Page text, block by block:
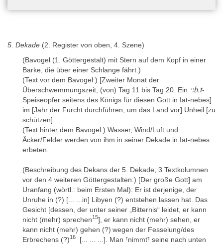
5. Dekade (2. Register von oben, 4. Szene)
(Bavogel (1. Göttergestalt) mit Stern auf dem Kopf in einer
Barke, die über einer Schlange fährt.)
(Text vor dem Bavogel:) [Zweiter Monat der
Überschwemmungszeit, (von) Tag 11 bis Tag 20. Ein ꜥꜣb.t-
Speiseopfer seitens des Königs für diesen Gott in Iat-nebes]
im [Jahr der Furcht durchführen, um das Land vor] Unheil [zu
schützen].
(Text hinter dem Bavogel:) Wasser, Wind/Luft und
Äcker/Felder werden von ihm in seiner Dekade in Iat-nebes
erbeten.
(Beschreibung des Dekans der 5. Dekade; 3 Textkolumnen
vor den 4 weiteren Göttergestalten:) [Der große Gott] am
Uranfang (wörtl.: beim Ersten Mal): Er ist derjenige, der
Unruhe in (?) [... ...in] Libyen (?) entstehen lassen hat. Das
Gesicht [dessen, der unter seiner „Bitternis“ leidet, er kann
nicht (mehr) sprechen15], er kann nicht (mehr) sehen, er
kann nicht (mehr) gehen (?) wegen der Fesselung/des
Erbrechens (?)16
[... ... ...]. Man ⸢nimmt⸣ seine nach unten